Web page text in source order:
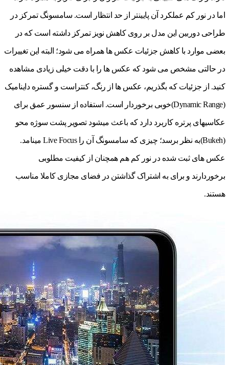
اما در نور کم عملکرد آن پایین‎تر از حد انتظار است. سامسونگ تمرکز در
طراحی دوربین این مدل بر روی کاهش نویز تمرکز داشته است که در
بعضی موارد با کاهش جزئیات عکس ها همراه می شود؛ البته این تغییرات
در حالتی مشخص می شود که عکس ها را با دقت خیلی زیادی مشاهده
کنید. از جزئیات که بگذریم، عکس ها از رنگ، کنتراست و گستره داینامیک
(Dynamic Range)خوبی برخوردار است. استفاده از سنسور عمق برای
عکاسی‎های پرتره کاربرد دارد که باعث می‎شود تصویر پشت سوژه محو
(Bukeh)به نظر برسد؛ چیزی که سامسونگ آن را Live Focus می‎نامد.
عکس های ثبت شده در نور کم هم همچنان از کیفیت مطلوبی
برخوردارند و برای به اشتراک گذاشتن در فضای مجازی کاملا مناسب
هستند.